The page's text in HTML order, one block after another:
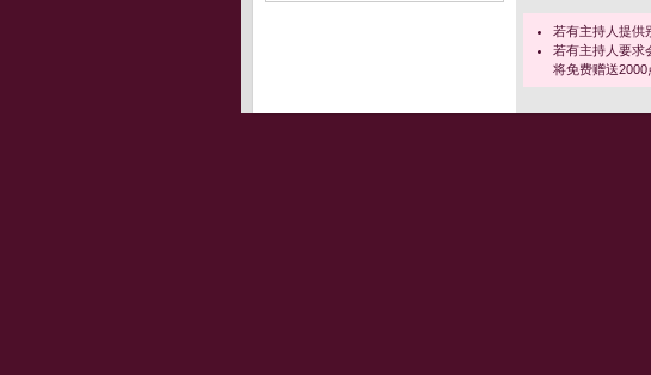
若有主持人提供
若有主持人要求
将免费赠送2000